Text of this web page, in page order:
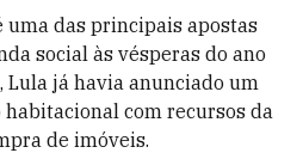
uma das principais apostas
social às vésperas do ano
Lula já havia anunciado um
com recursos da
de imóveis.